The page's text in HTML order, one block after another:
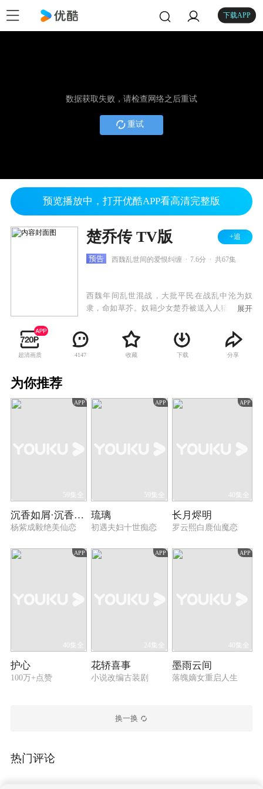
下载APP
数据获取失败，请检查网络之后重试
重试
预览播放中，打开优酷APP看高清完整版
楚乔传 TV版 +追
预告 西魏乱世间的爱恨纠缠 7.6分 共67集
西魏年间乱世混战，大批平民在战乱中沦为奴
隶，命如草芥。奴籍少女楚乔被送入人猎场供贵
她被带进权倾朝野的门阀宇文家，受到开明贵族
宇文玥关注，被迫接受严厉训练的同时，更与燕
洵结下深厚友谊。西魏门阀争斗，燕洵一家被
与燕洵分道扬镳，并与力求“天下一统、释奴止
展开
超清画质 4147 收藏 下载 分享
为你推荐
APP
59集全
沉香如屑·沉香重华
杨紫成毅绝美仙恋
APP
59集全
琉璃
初遇夫妇十世痴恋
APP
40集全
长月烬明
罗云熙白鹿仙魔恋
APP
40集全
护心
100万+点赞
APP
24集全
花轿喜事
小说改编古装剧
APP
40集全
墨雨云间
落魄嫡女重启人生
换一换
热门评论